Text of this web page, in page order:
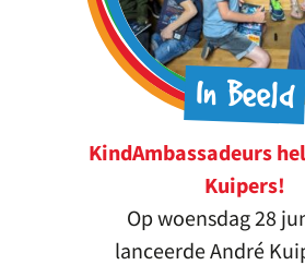
In Beeld
KindAmbassadeurs
Kuipers!
Op woensdag 28
lanceerde André